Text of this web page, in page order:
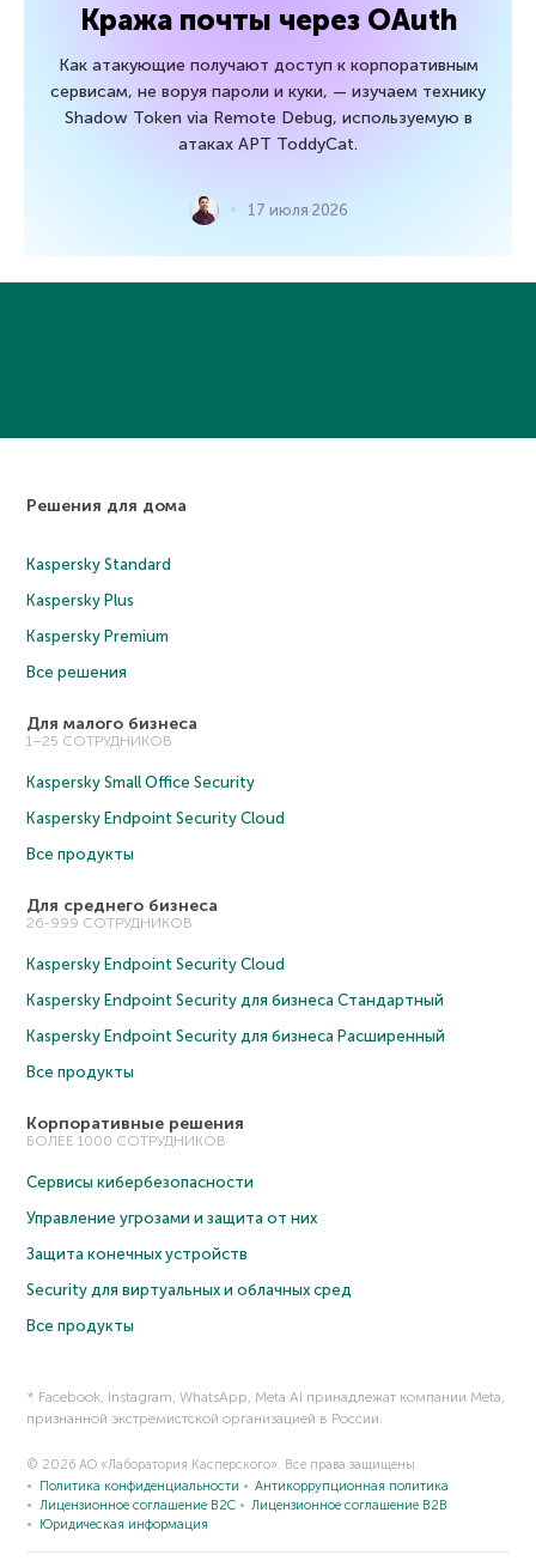
Кража почты через OAuth
Как атакующие получают доступ к корпоративным
сервисам, не воруя пароли и куки, — изучаем технику
Shadow Token via Remote Debug, используемую в
атаках APT ToddyCat.
17 июля 2026
Решения для дома
Kaspersky Standard
Kaspersky Plus
Kaspersky Premium
Все решения
Для малого бизнеса
1–25 СОТРУДНИКОВ
Kaspersky Small Office Security
Kaspersky Endpoint Security Cloud
Все продукты
Для среднего бизнеса
26-999 СОТРУДНИКОВ
Kaspersky Endpoint Security Cloud
Kaspersky Endpoint Security для бизнеса Cтандартный
Kaspersky Endpoint Security для бизнеса Расширенный
Все продукты
Корпоративные решения
БОЛЕЕ 1000 СОТРУДНИКОВ
Сервисы кибербезопасности
Управление угрозами и защита от них
Защита конечных устройств
Security для виртуальных и облачных сред
Все продукты
* Facebook, Instagram, WhatsApp, Meta AI принадлежат компании Meta,
признанной экстремистской организацией в России.
© 2026 АО «Лаборатория Касперского». Все права защищены.
Политика конфиденциальности
Антикоррупционная политика
Лицензионное соглашение B2C
Лицензионное соглашение B2B
Юридическая информация